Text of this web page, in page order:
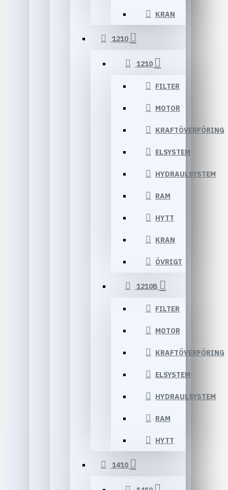
KRAN
1210
1210
FILTER
MOTOR
KRAFTÖVERFÖRING
ELSYSTEM
HYDRAULSYSTEM
RAM
HYTT
KRAN
ÖVRIGT
1210B
FILTER
MOTOR
KRAFTÖVERFÖRING
ELSYSTEM
HYDRAULSYSTEM
RAM
HYTT
1410